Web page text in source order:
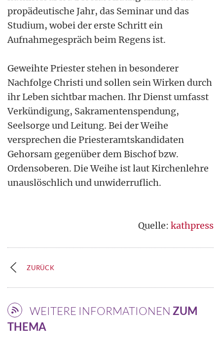
propädeutische Jahr, das Seminar und das
Studium, wobei der erste Schritt ein
Aufnahmegespräch beim Regens ist.
Geweihte Priester stehen in besonderer
Nachfolge Christi und sollen sein Wirken durch
ihr Leben sichtbar machen. Ihr Dienst umfasst
Verkündigung, Sakramentenspendung,
Seelsorge und Leitung. Bei der Weihe
versprechen die Priesteramtskandidaten
Gehorsam gegenüber dem Bischof bzw.
Ordensoberen. Die Weihe ist laut Kirchenlehre
unauslöschlich und unwiderruflich.
Quelle: kathpress
ZURÜCK
WEITERE INFORMATIONEN ZUM
THEMA